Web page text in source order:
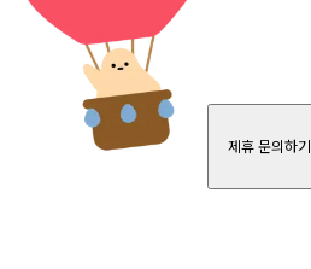
제휴 문의하기